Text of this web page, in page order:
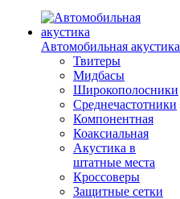
Автомобильная акустика
Твитеры
Мидбасы
Широкополосники
Среднечастотники
Компонентная
Коаксиальная
Акустика в
штатные места
Кроссоверы
Защитные сетки